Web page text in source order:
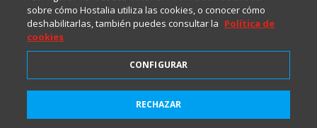
2001-2026 © Copyright
Todos los Derechos Reservados
sobre cómo Hostalia utiliza las cookies, o conocer cómo
deshabilitarlas, también puedes consultar la Política de
cookies
CONFIGURAR
RECHAZAR